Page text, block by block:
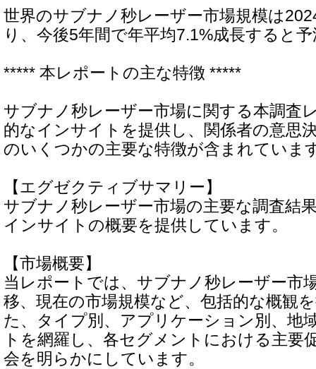
世界のサブナノ秒レーザー市場規模は
り、今後5年間で年平均7.1%成長すると
***** 本レポートの主な特徴 *****
サブナノ秒レーザー市場に関する本調査
的なインサイトを提供し、関係者の意思
のいくつかの主要な特徴が含まれていま
【エグゼクティブサマリー】
サブナノ秒レーザー市場の主要な調査結
インサイトの概要を提供しています。
【市場概要】
当レポートでは、サブナノ秒レーザー市
移、現在の市場規模など、包括的な概観
た、タイプ別、アプリケーション別、地
トを網羅し、各セグメントにおける主要
会を明らかにしています。